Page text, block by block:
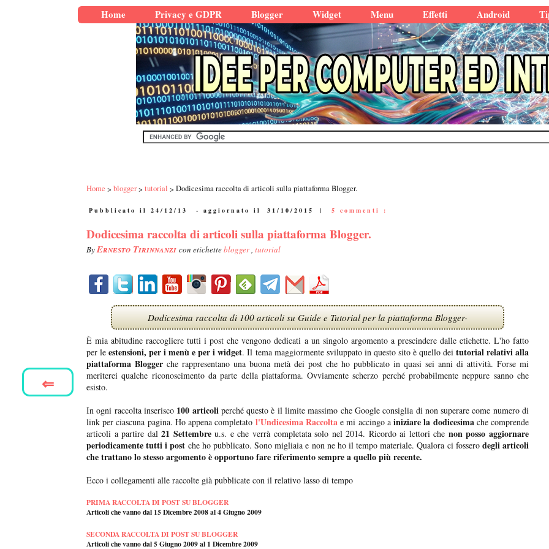
Home Privacy e GDPR Blogger Widget Menu Effetti Android
Home blogger tutorial Dodicesima raccolta di articoli sulla piattaforma Blogger.
Pubblicato il 24/12/13 - aggiornato il 31/10/2015 | 5 commenti :
Dodicesima raccolta di articoli sulla piattaforma Blogger.
ByErnesto Tirinnanzi con etichetteblogger, tutorial
Dodicesima raccolta di 100 articoli su Guide e Tutorial per la piattaforma Blogger-
È mia abitudine raccogliere tutti i post che vengono dedicati a un singolo argomento a prescindere dalle etichette. L'ho fatto
per le estensioni, per i menù e per i widget. Il tema maggiormente sviluppato in questo sito è quello deitutorial relativi alla
piattaforma Blogger che rappresentano una buona metà dei post che ho pubblicato in quasi sei anni di attività. Forse mi
meriterei qualche riconoscimento da parte della piattaforma. Ovviamente scherzo perché probabilmente neppure sanno che
esisto.
In ogni raccolta inserisco 100 articoliperché questo è il limite massimo che Google consiglia di non superare come numero di
link per ciascuna pagina. Ho appena completato l'Undicesima Raccoltae mi accingo ainiziare la dodicesimache comprende
articoli a partire dal21 Settembreu.s. e che verrà completata solo nel 2014. Ricordo ai lettori che non posso aggiornare
periodicamente tutti i post che ho pubblicato. Sono migliaia e non ne ho il tempo materiale. Qualora ci fossero degli articoli
che trattano lo stesso argomento è opportuno fare riferimento sempre a quello più recente.
Ecco i collegamenti alle raccolte già pubblicate con il relativo lasso di tempo
PRIMA RACCOLTA DI POST SU BLOGGER
Articoli che vanno dal 15 Dicembre 2008 al 4 Giugno 2009
SECONDA RACCOLTA DI POST SU BLOGGER
Articoli che vanno dal 5 Giugno 2009 al 1 Dicembre 2009
⇐